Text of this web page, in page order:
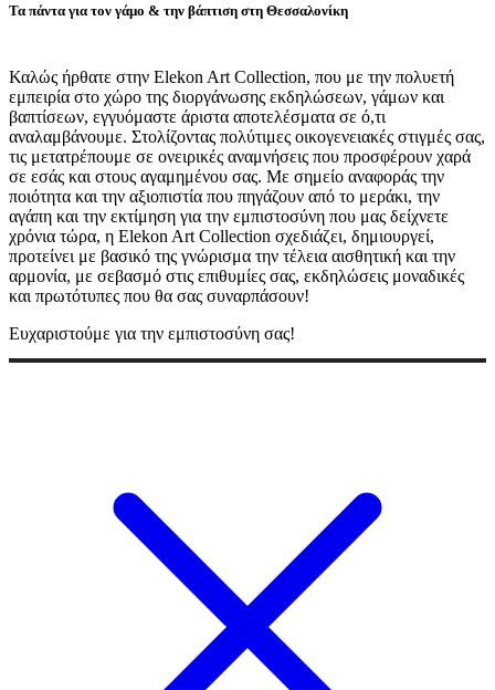
Τα πάντα για τον γάμο & την βάπτιση στη Θεσσαλονίκη
Καλώς ήρθατε στην Elekon Art Collection, που με την πολυετή
εμπειρία στο χώρο της διοργάνωσης εκδηλώσεων, γάμων και
βαπτίσεων, εγγυόμαστε άριστα αποτελέσματα σε ό,τι
αναλαμβάνουμε. Στολίζοντας πολύτιμες οικογενειακές στιγμές σας,
τις μετατρέπουμε σε ονειρικές αναμνήσεις που προσφέρουν χαρά
σε εσάς και στους αγαμημένου σας. Με σημείο αναφοράς την
ποιότητα και την αξιοπιστία που πηγάζουν από το μεράκι, την
αγάπη και την εκτίμηση για την εμπιστοσύνη που μας δείχνετε
χρόνια τώρα, η Elekon Art Collection σχεδιάζει, δημιουργεί,
προτείνει με βασικό της γνώρισμα την τέλεια αισθητική και την
αρμονία, με σεβασμό στις επιθυμίες σας, εκδηλώσεις μοναδικές
και πρωτότυπες που θα σας συναρπάσουν!
Ευχαριστούμε για την εμπιστοσύνη σας!